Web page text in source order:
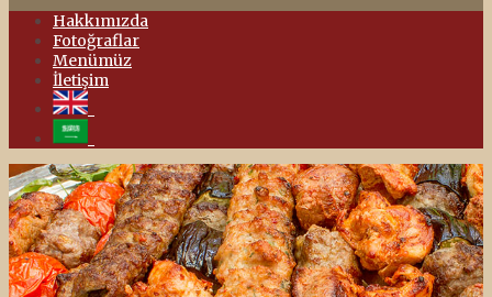
Hakkımızda
Fotoğraflar
Menümüz
İletişim